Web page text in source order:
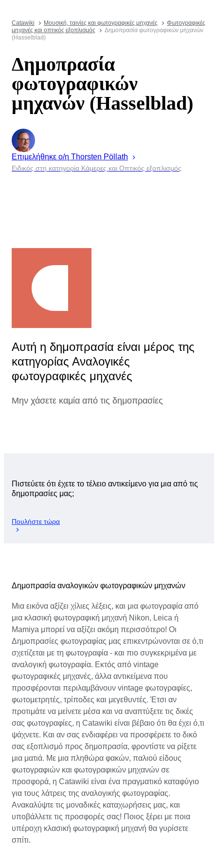
Catawiki Μουσική, ταινίες και φωτογραφικές μηχανές
Φωτογραφικές
μηχανές και οπτικός εξοπλισμός
Δημοπρασία φωτογραφικών μηχανών
(Hasselblad)
Δημοπρασία
φωτογραφικών
μηχανών (Hasselblad)
Επιμελήθηκε ο/η Thorsten Pöllath
Ειδικός στη κατηγορία Κάμερες και Οπτικός εξοπλισμός
Αυτή η δημοπρασία είναι μέρος της
κατηγορίας Αναλογικές
φωτογραφικές μηχανές
Μην χάσετε καμία από τις δημοπρασίες
Πιστεύετε ότι έχετε το τέλειο αντικείμενο για μια από τις
δημοπρασίες μας;
Πουλήστε τώρα
Δημοπρασία αναλογικών φωτογραφικών μηχανών
Μια εικόνα αξίζει χίλιες λέξεις, και μια φωτογραφία από
μια κλασική φωτογραφική μηχανή Nikon, Leica ή
Mamiya μπορεί να αξίζει ακόμη περισσότερο! Οι
Δημοπρασίες φωτογραφίας μας επικεντρώνονται σε ό,τι
σχετίζεται με τη φωτογραφία - και πιο συγκεκριμένα με
αναλογική φωτογραφία. Εκτός από vintage
φωτογραφικές μηχανές, άλλα αντικείμενα που
προσφέρονται περιλαμβάνουν vintage φωτογραφίες,
φωτομετρητές, τρίποδες και μεγεθυντές. Έτσι αν
προτιμάτε να μείνετε μέσα και να αναπτύξετε τις δικές
σας φωτογραφίες, η Catawiki είναι βέβαιο ότι θα έχει ό,τι
ψάχνετε. Και αν σας ενδιαφέρει να προσφέρετε το δικό
σας εξοπλισμό προς δημοπρασία, φροντίστε να ρίξετε
μια ματιά. Με μια πληθώρα φακών, παλιού είδους
φωτογραφιών και φωτογραφικών μηχανών σε
προσφορά, η Catawiki είναι ένα πραγματικό καταφύγιο
για τους λάτρεις της αναλογικής φωτογραφίας.
Ανακαλύψτε τις μοναδικές καταχωρήσεις μας, και
υποβάλλετε τις προσφορές σας! Ποιος ξέρει με ποια
υπέροχη κλασική φωτογραφική μηχανή θα γυρίσετε
σπίτι.